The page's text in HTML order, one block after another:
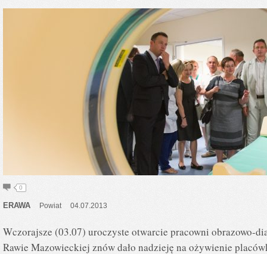
0
ERAWA Powiat 04.07.2013
Wczorajsze (03.07) uroczyste otwarcie pracowni obrazowo-
Rawie Mazowieckiej znów dało nadzieję na ożywienie